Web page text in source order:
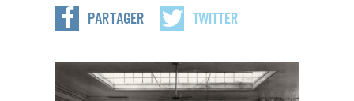
Partager Twitter